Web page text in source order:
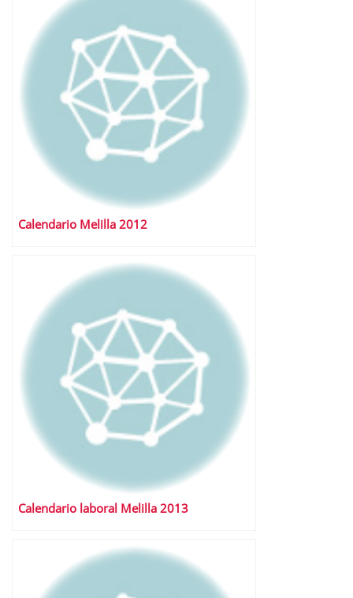
Calendario Melilla 2012
Calendario laboral Melilla 2013